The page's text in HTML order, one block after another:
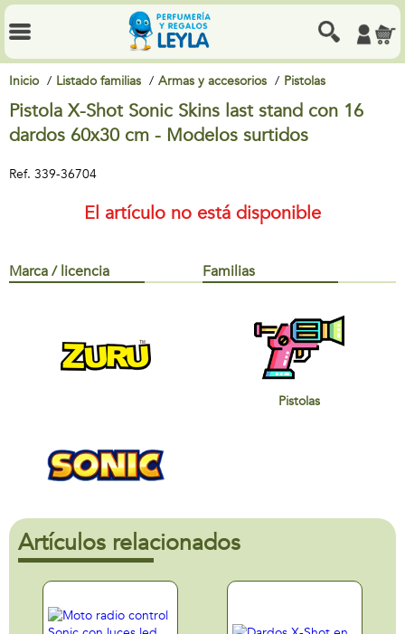
Inicio Listado familias Armas y accesorios Pistolas
Pistola X-Shot Sonic Skins last stand con 16
dardos 60x30 cm - Modelos surtidos
Ref. 339-36704
El artículo no está disponible
Marca / licencia Familias
Pistolas
Artículos relacionados